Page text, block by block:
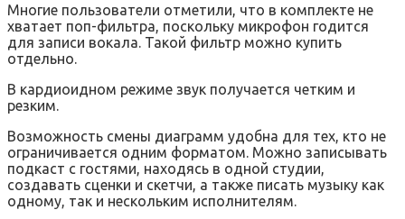
Многие пользователи отметили, что в комплекте не
хватает поп-фильтра, поскольку микрофон годится
для записи вокала. Такой фильтр можно купить
отдельно.
В кардиоидном режиме звук получается четким и
резким.
Возможность смены диаграмм удобна для тех, кто не
ограничивается одним форматом. Можно записывать
подкаст с гостями, находясь в одной студии,
создавать сценки и скетчи, а также писать музыку как
одному, так и нескольким исполнителям.